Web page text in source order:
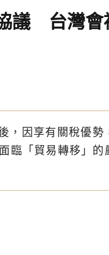
議 台灣
，因享有關稅優勢
臨「貿易轉移」的